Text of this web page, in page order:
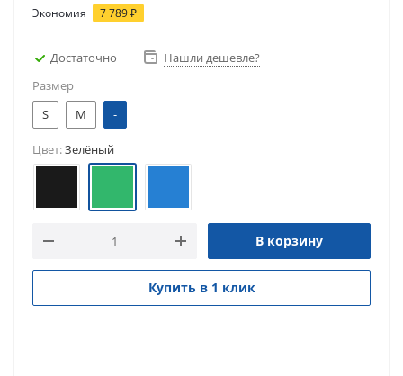
Экономия 7 789₽
Достаточно
Нашли дешевле?
Размер
S
M -
Цвет:Зелёный
В корзину
Купить в 1 клик